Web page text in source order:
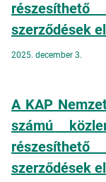
részesíthető
szerződések
2025. december 3.
A KAP
számú
részesíthető
szerződések